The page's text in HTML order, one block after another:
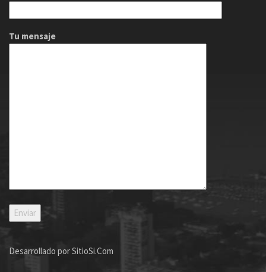
Tu mensaje
Desarrollado porSitioSi.Com